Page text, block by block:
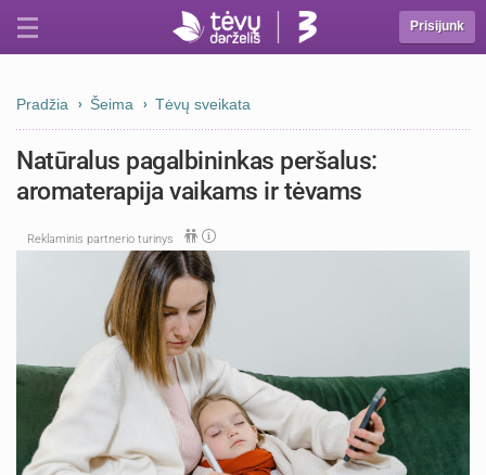
Prisijunk
Pradžia Šeima Tėvų sveikata
Natūralus pagalbininkas peršalus:
aromaterapija vaikams ir tėvams
Reklaminis partnerio turinys